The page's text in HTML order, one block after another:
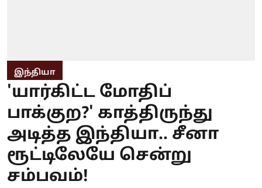
இந்தியா
'யார்கிட்ட மோதிப்
பாக்குற?' காத்திருந்து
அடித்த இந்தியா.. சீனா
ரூட்டிலேயே சென்று
சம்பவம்!